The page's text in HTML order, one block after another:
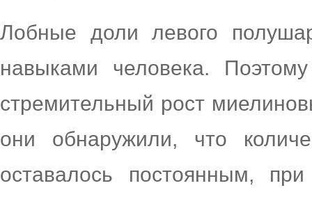
Лобные доли левого
навыками человека.
стремительный рост
они обнаружили, что
оставалось постоянным,